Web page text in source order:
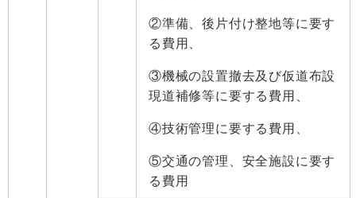
②準備、後片付け整地等に要す
る費用、
③機械の設置撤去及び仮道布設
現道補修等に要する費用、
④技術管理に要する費用、
⑤交通の管理、安全施設に要す
る費用